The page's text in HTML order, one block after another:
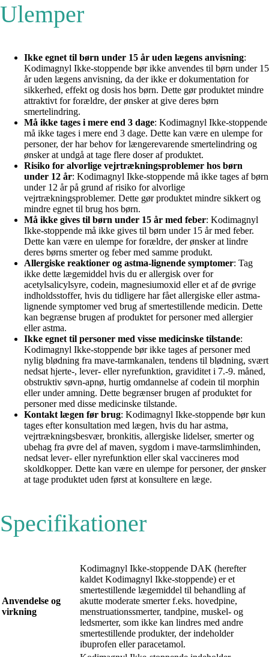
Ulemper
Ikke egnet til børn under 15 år uden lægens anvisning:
Kodimagnyl Ikke-stoppende bør ikke anvendes til børn under 15
år uden lægens anvisning, da der ikke er dokumentation for
sikkerhed, effekt og dosis hos børn. Dette gør produktet mindre
attraktivt for forældre, der ønsker at give deres børn
smertelindring.
Må ikke tages i mere end 3 dage: Kodimagnyl Ikke-stoppende
må ikke tages i mere end 3 dage. Dette kan være en ulempe for
personer, der har behov for længerevarende smertelindring og
ønsker at undgå at tage flere doser af produktet.
Risiko for alvorlige vejrtrækningsproblemer hos børn
under 12 år: Kodimagnyl Ikke-stoppende må ikke tages af børn
under 12 år på grund af risiko for alvorlige
vejrtrækningsproblemer. Dette gør produktet mindre sikkert og
mindre egnet til brug hos børn.
Må ikke gives til børn under 15 år med feber: Kodimagnyl
Ikke-stoppende må ikke gives til børn under 15 år med feber.
Dette kan være en ulempe for forældre, der ønsker at lindre
deres børns smerter og feber med samme produkt.
Allergiske reaktioner og astma-lignende symptomer: Tag
ikke dette lægemiddel hvis du er allergisk over for
acetylsalicylsyre, codein, magnesiumoxid eller et af de øvrige
indholdsstoffer, hvis du tidligere har fået allergiske eller astma-
lignende symptomer ved brug af smertestillende medicin. Dette
kan begrænse brugen af produktet for personer med allergier
eller astma.
Ikke egnet til personer med visse medicinske tilstande:
Kodimagnyl Ikke-stoppende bør ikke tages af personer med
nylig blødning fra mave-tarmkanalen, tendens til blødning, svært
nedsat hjerte-, lever- eller nyrefunktion, graviditet i 7.-9. måned,
obstruktiv søvn-apnø, hurtig omdannelse af codein til morphin
eller under amning. Dette begrænser brugen af produktet for
personer med disse medicinske tilstande.
Kontakt lægen før brug: Kodimagnyl Ikke-stoppende bør kun
tages efter konsultation med lægen, hvis du har astma,
vejrtrækningsbesvær, bronkitis, allergiske lidelser, smerter og
ubehag fra øvre del af maven, sygdom i mave-tarmslimhinden,
nedsat lever- eller nyrefunktion eller skal vaccineres mod
skoldkopper. Dette kan være en ulempe for personer, der ønsker
at tage produktet uden først at konsultere en læge.
Specifikationer
Anvendelse og
virkning
Kodimagnyl Ikke-stoppende DAK (herefter
kaldet Kodimagnyl Ikke-stoppende) er et
smertestillende lægemiddel til behandling af
akutte moderate smerter f.eks. hovedpine,
menstruationssmerter, tandpine, muskel- og
ledsmerter, som ikke kan lindres med andre
smertestillende produkter, der indeholder
ibuprofen eller paracetamol.